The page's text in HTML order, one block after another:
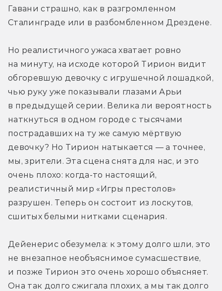
Гавани страшно, как в разгромленном
Сталинграде или в разбомбленном Дрездене.
Но реалистичного ужаса хватает ровно
на минуту, на исходе которой Тирион видит
обгоревшую девочку с игрушечной лошадкой,
чью руку уже показывали глазами Арьи
в предыдущей серии. Велика ли вероятность
наткнуться в одном городе с тысячами
пострадавших на ту же самую мёртвую
девочку? Но Тирион натыкается — а точнее,
мы, зрители. Эта сцена снята для нас, и это
очень плохо: когда-то настоящий,
реалистичный мир «Игры престолов»
разрушен. Теперь он состоит из лоскутов,
сшитых белыми нитками сценария.
Дейенерис обезумела: к этому долго шли, это
не внезапное необъяснимое сумасшествие,
и позже Тирион это очень хорошо объясняет.
Она так долго сжигала плохих, а мы так долго